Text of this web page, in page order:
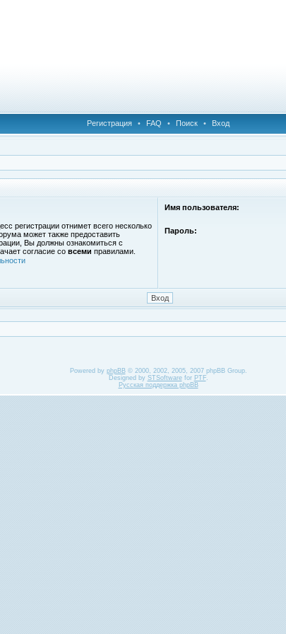
Регистрация • FAQ • Поиск • Вход
регистрации отнимет всего несколько
может также предоставить
Вы должны ознакомиться с
согласие со всеми правилами.
Имя пользователя:
Пароль:
Powered by phpBB© 2000, 2002, 2005, 2007 phpBB Group.
Designed by STSoftwarefor PTF.
Русская поддержка phpBB